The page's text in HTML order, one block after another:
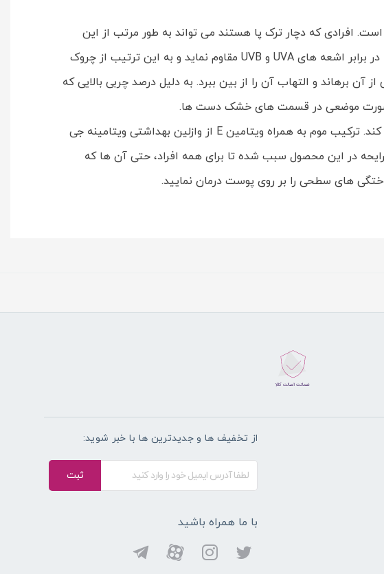
افرادی که دچار ترک پا هستند می تواند به طور مرتب از این
محصول به منظور درمان ترک پا استفاده نمایند. وازلین بهداشتی ویتامینه بدون بو جی می تواند پوست شما را در برابر اشعه های UVA و UVB مقاوم نماید و به این ترتیب از چروک
برهاند و التهاب آن را از بین ببرد. به دلیل درصد چربی بالایی که
به صورت موضعی در قسمت های خشک دست ها.
در ساخت وازلین از موم زنبور استفاده شده است. این ماده می تواند زخم ها و التهابات ناشی از آن را درمان کند. ترکیب موم به همراه ویتامین E از وازلین بهداشتی ویتامینه جی
در این محصول سبب شده تا برای همه افراد، حتی آن ها که
های سطحی را بر روی پوست درمان نمایید.
از تخفیف ها و جدیدترین ها با خبر شوید:
ثبت
با ما همراه باشید